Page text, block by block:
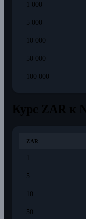
1 000
5 000
10 000
50 000
100 000
ZAR
5
10
50